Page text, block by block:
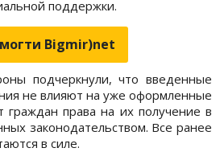
поддержки.
Bigmir)net
подчеркнули, что введенные
не влияют на уже оформленные
права на их получение в
законодательством. Все ранее
в силе.